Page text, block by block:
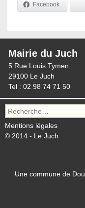
Facebook
Mairie du Juch
5 Rue Louis Tymen
29100 Le Juch
Tel : 02 98 74 71 50
Recherche
pour :
Mentions légales
© 2014 - Le Juch
Une commune de